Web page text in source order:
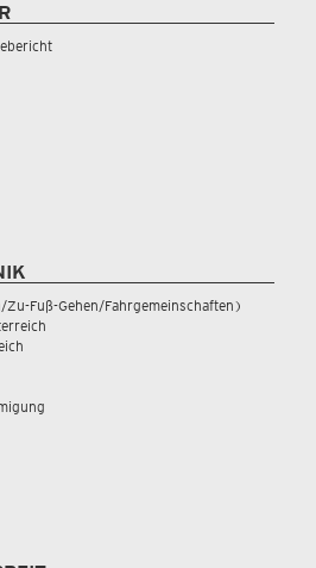
Fuß-Gehen/Fahrgemeinschaften)